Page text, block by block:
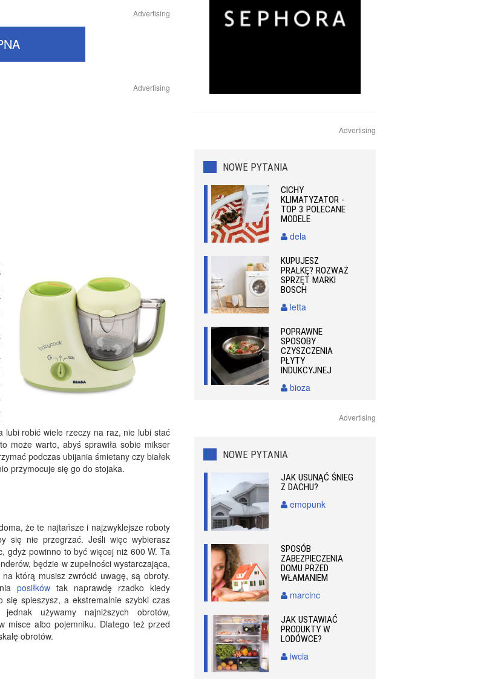
Advertising
Advertising
lubi robić wiele rzeczy na raz, nie lubi stać
może warto, abyś sprawiła sobie mikser
podczas ubijania śmietany czy białek
przymocuje się go do stojaka.
że te najtańsze i najzwyklejsze roboty
się nie przegrzać. Jeśli więc wybierasz
gdyż powinno to być więcej niż 600 W. Ta
będzie w zupełności wystarczająca,
którą musisz zwrócić uwagę, są obroty.
posiłków tak naprawdę rzadko kiedy
się spieszysz, a ekstremalnie szybki czas
używamy najniższych obrotów,
misce albo pojemniku. Dlatego też przed
obrotów.
Advertising
NOWE PYTANIA
CICHY
KLIMATYZATOR -
TOP 3 POLECANE
MODELE
dela
KUPUJESZ
PRALKĘ? ROZWAŻ
SPRZĘT MARKI
BOSCH
letta
POPRAWNE
SPOSOBY
CZYSZCZENIA
PŁYTY
INDUKCYJNEJ
bioza
Advertising
NOWE PYTANIA
JAK USUNĄĆ ŚNIEG
Z DACHU?
emopunk
SPOSÓB
ZABEZPIECZENIA
DOMU PRZED
WŁAMANIEM
marcinc
JAK USTAWIAĆ
PRODUKTY W
LODÓWCE?
iwcia